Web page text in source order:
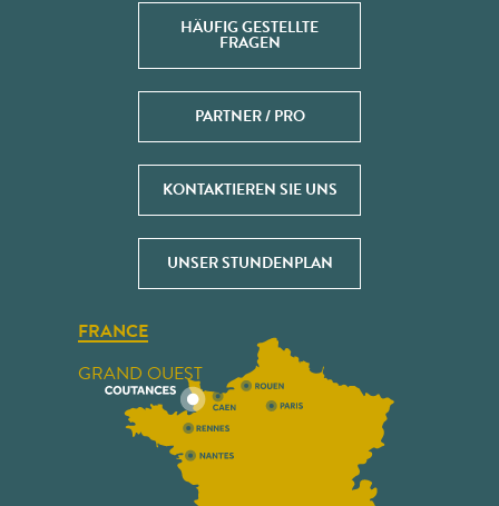
HÄUFIG GESTELLTE
FRAGEN
PARTNER / PRO
KONTAKTIEREN SIE UNS
UNSER STUNDENPLAN
FRANCE
GRAND OUEST